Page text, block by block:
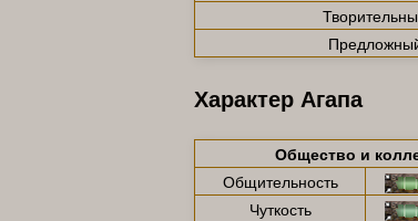
Характер Агапа
Общество и
Общительность
Чуткость